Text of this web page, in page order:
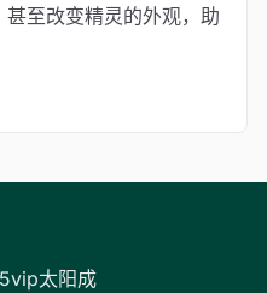
至改变精灵的外观，助
太阳成